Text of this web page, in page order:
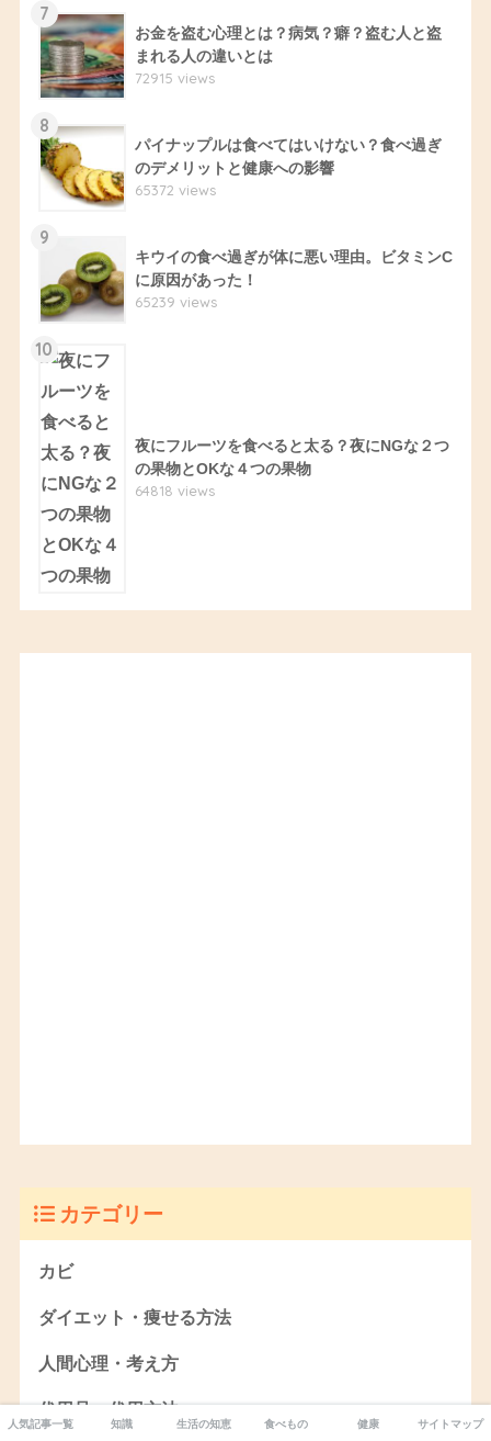
7
お金を盗む心理とは？病気？癖？盗む人と盗
まれる人の違いとは
72915 views
8
パイナップルは食べてはいけない？食べ過ぎ
のデメリットと健康への影響
65372 views
9
キウイの食べ過ぎが体に悪い理由。ビタミンC
に原因があった！
65239 views
10
夜にフルーツを食べると太る？夜にNGな２つ
の果物とOKな４つの果物
64818 views
カテゴリー
カビ
ダイエット・痩せる方法
人間心理・考え方
代用品・代用方法
人気記事一覧 知識 生活の知恵 食べもの 健康 サイトマップ